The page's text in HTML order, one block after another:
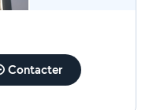
Contacter